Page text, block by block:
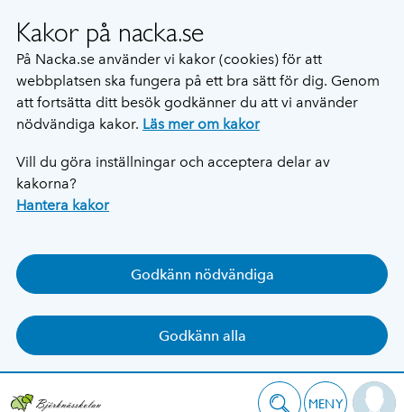
Kakor på nacka.se
På Nacka.se använder vi kakor (cookies) för att
webbplatsen ska fungera på ett bra sätt för dig. Genom
att fortsätta ditt besök godkänner du att vi använder
nödvändiga kakor. Läs mer om kakor
Vill du göra inställningar och acceptera delar av
kakorna?
Hantera kakor
Godkänn nödvändiga
Godkänn alla
MENY